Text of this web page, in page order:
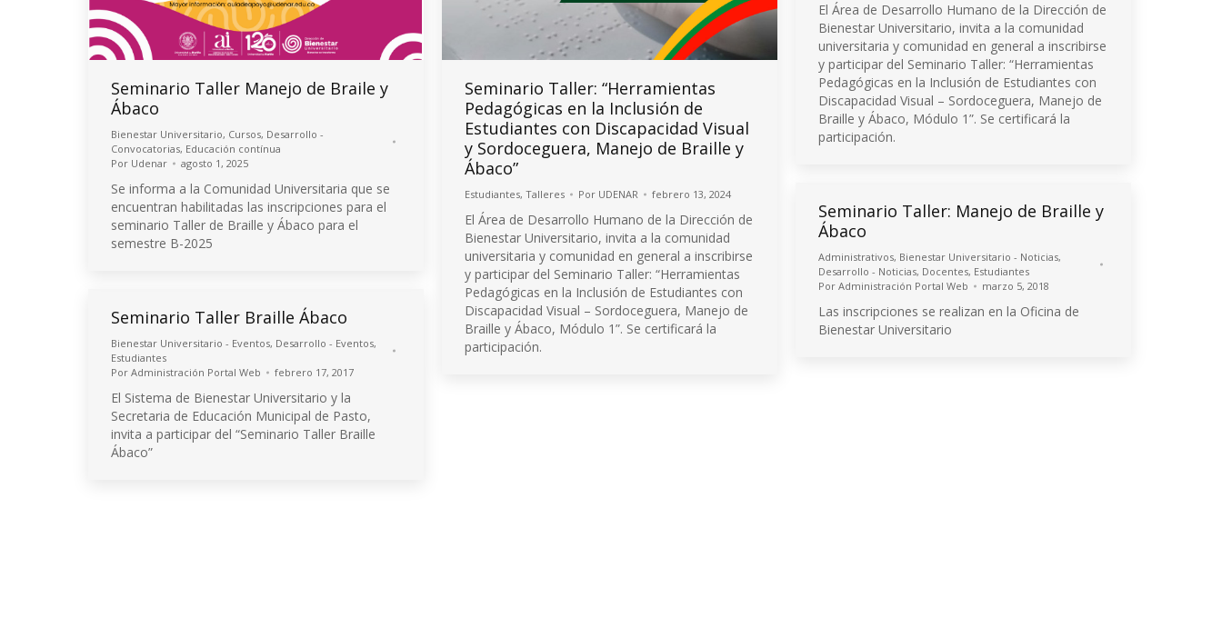
Seminario Taller Manejo de Braile y
Ábaco
Bienestar Universitario, Cursos, Desarrollo -
Convocatorias, Educación contínua
Por Udenar agosto 1, 2025
Se informa a la Comunidad Universitaria que se
encuentran habilitadas las inscripciones para el
seminario Taller de Braille y Ábaco para el
semestre B-2025
Seminario Taller: “Herramientas
Pedagógicas en la Inclusión de
Estudiantes con Discapacidad Visual
y Sordoceguera, Manejo de Braille y
Ábaco”
Estudiantes, Talleres Por UDENAR febrero 13, 2024
El Área de Desarrollo Humano de la Dirección de
Bienestar Universitario, invita a la comunidad
universitaria y comunidad en general a inscribirse
y participar del Seminario Taller: “Herramientas
Pedagógicas en la Inclusión de Estudiantes con
Discapacidad Visual – Sordoceguera, Manejo de
Braille y Ábaco, Módulo 1”. Se certificará la
participación.
El Área de Desarrollo Humano de la Dirección de
Bienestar Universitario, invita a la comunidad
universitaria y comunidad en general a inscribirse
y participar del Seminario Taller: “Herramientas
Pedagógicas en la Inclusión de Estudiantes con
Discapacidad Visual – Sordoceguera, Manejo de
Braille y Ábaco, Módulo 1”. Se certificará la
participación.
Seminario Taller: Manejo de Braille y
Ábaco
Administrativos, Bienestar Universitario - Noticias,
Desarrollo - Noticias, Docentes, Estudiantes
Por Administración Portal Web marzo 5, 2018
Las inscripciones se realizan en la Oficina de
Bienestar Universitario
Seminario Taller Braille Ábaco
Bienestar Universitario - Eventos, Desarrollo - Eventos,
Estudiantes
Por Administración Portal Web febrero 17, 2017
El Sistema de Bienestar Universitario y la
Secretaria de Educación Municipal de Pasto,
invita a participar del “Seminario Taller Braille
Ábaco”